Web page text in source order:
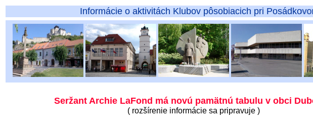
Informácie o aktivitách Klubov pôsobiacich pri Posádkovom klube
Seržant Archie LaFond má novú pamätnú tabulu v obci
( rozšírenie informácie sa pripravuje )